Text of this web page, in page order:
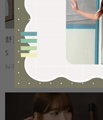
S M L
NT.890